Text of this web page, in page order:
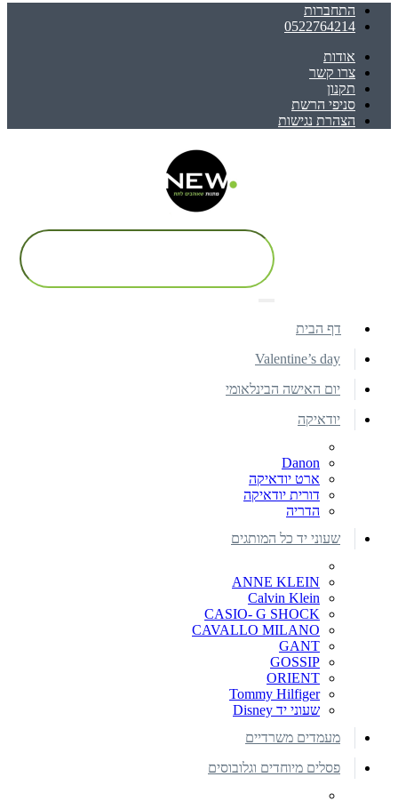
התחברות
0522764214
אודות
צרו קשר
תקנון
סניפי הרשת
הצהרת נגישות
דף הבית
Valentine’s day
יום האישה הבינלאומי
יודאיקה
Danon
ארט יודאיקה
דורית יודאיקה
הדריה
שעוני יד כל המותגים
ANNE KLEIN
Calvin Klein
CASIO- G SHOCK
CAVALLO MILANO
GANT
GOSSIP
ORIENT
Tommy Hilfiger
שעוני יד Disney
מעמדים משרדיים
פסלים מיוחדים וגלובוסים